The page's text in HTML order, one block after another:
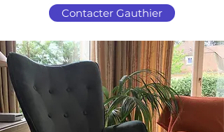
Contacter Gauthier